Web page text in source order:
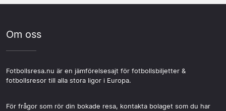
Om oss
Fotbollsresa.nu är en jämförelsesajt för fotbollsbiljetter &
fotbollsresor till alla stora ligor i Europa.
För frågor som rör din bokade resa, kontakta bolaget som du har